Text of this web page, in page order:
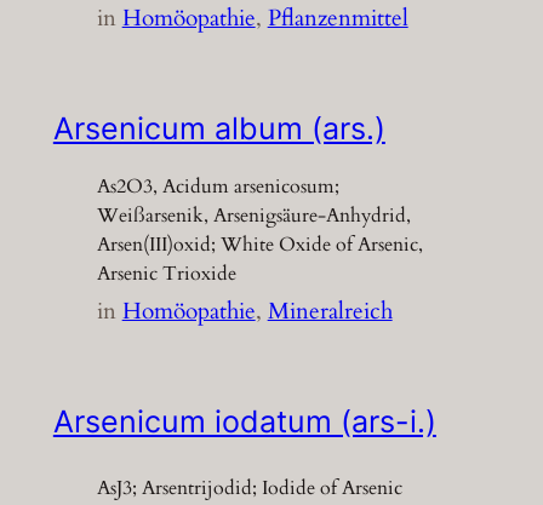
inHomöopathie, Pflanzenmittel
Arsenicum album (ars.)
As2O3, Acidum arsenicosum;
Weißarsenik, Arsenigsäure-Anhydrid,
Arsen(III)oxid; White Oxide of Arsenic,
Arsenic Trioxide
inHomöopathie, Mineralreich
Arsenicum iodatum (ars-i.)
AsJ3; Arsentrijodid; Iodide of Arsenic